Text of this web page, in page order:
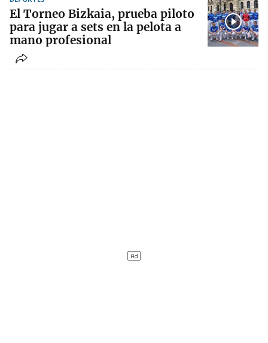
El Torneo Bizkaia, prueba piloto
para jugar a sets en la pelota a
mano profesional